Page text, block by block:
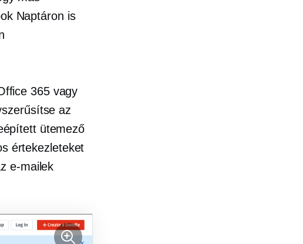
Naptáron is
365 vagy
az
ütemező
értekezleteket
e-mailek